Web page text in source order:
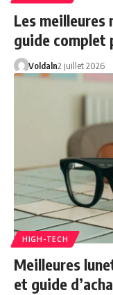
Les
guide complet
Voldaln2 juillet 2026
HIGH-TECH
Meilleures
et guide